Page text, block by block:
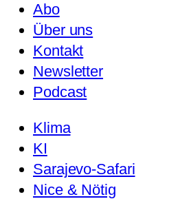
Abo
Über uns
Kontakt
Newsletter
Podcast
Klima
KI
Sarajevo-Safari
Nice & Nötig